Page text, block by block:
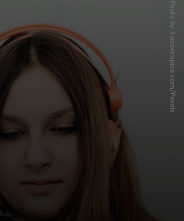
Photo By: Kaboompics.com/Pexels